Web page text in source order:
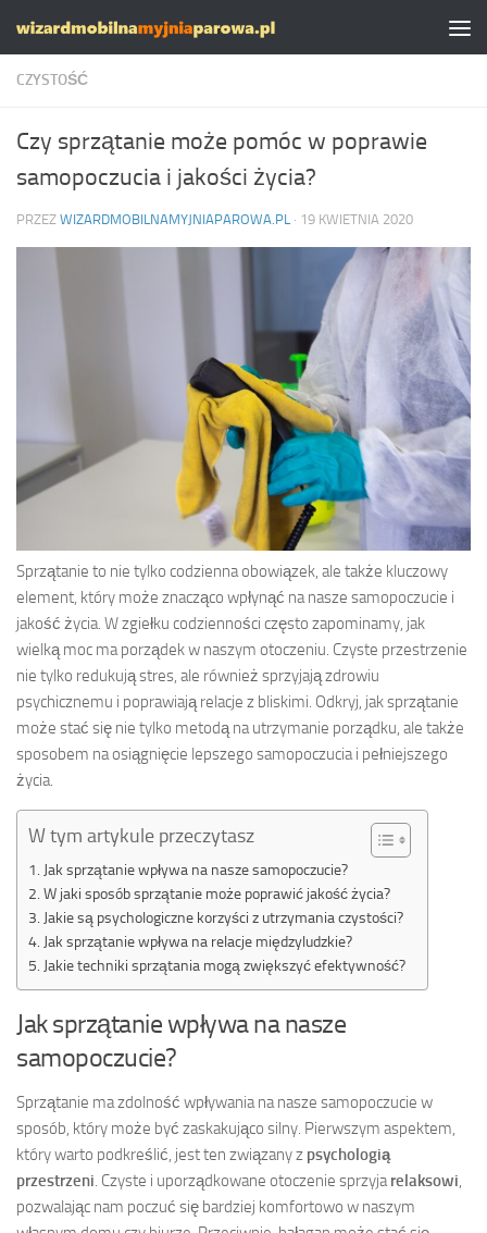
Skip to content
CZYSTOŚĆ
Czy sprzątanie może pomóc w poprawie
samopoczucia i jakości życia?
PRZEZ WIZARDMOBILNAMYJNIAPAROWA.PL · 19 KWIETNIA 2020
Sprzątanie to nie tylko codzienna obowiązek, ale także kluczowy
element, który może znacząco wpłynąć na nasze samopoczucie i
jakość życia. W zgiełku codzienności często zapominamy, jak
wielką moc ma porządek w naszym otoczeniu. Czyste przestrzenie
nie tylko redukują stres, ale również sprzyjają zdrowiu
psychicznemu i poprawiają relacje z bliskimi. Odkryj, jak sprzątanie
może stać się nie tylko metodą na utrzymanie porządku, ale także
sposobem na osiągnięcie lepszego samopoczucia i pełniejszego
życia.
W tym artykule przeczytasz
Jak sprzątanie wpływa na nasze samopoczucie?
W jaki sposób sprzątanie może poprawić jakość życia?
Jakie są psychologiczne korzyści z utrzymania czystości?
Jak sprzątanie wpływa na relacje międzyludzkie?
Jakie techniki sprzątania mogą zwiększyć efektywność?
Jak sprzątanie wpływa na nasze
samopoczucie?
Sprzątanie ma zdolność wpływania na nasze samopoczucie w
sposób, który może być zaskakująco silny. Pierwszym aspektem,
który warto podkreślić, jest ten związany z psychologią
przestrzeni. Czyste i uporządkowane otoczenie sprzyjarelaksowi,
pozwalając nam poczuć się bardziej komfortowo w naszym